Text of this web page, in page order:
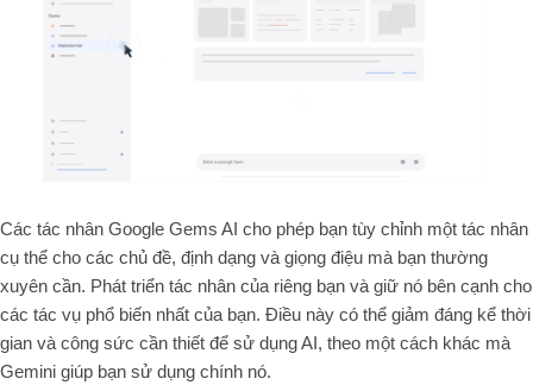
Các tác nhân Google Gems AI cho phép bạn tùy chỉnh một tác nhân
cụ thể cho các chủ đề, định dạng và giọng điệu mà bạn thường
xuyên cần. Phát triển tác nhân của riêng bạn và giữ nó bên cạnh cho
các tác vụ phổ biến nhất của bạn. Điều này có thể giảm đáng kể thời
gian và công sức cần thiết để sử dụng AI, theo một cách khác mà
Gemini giúp bạn sử dụng chính nó.